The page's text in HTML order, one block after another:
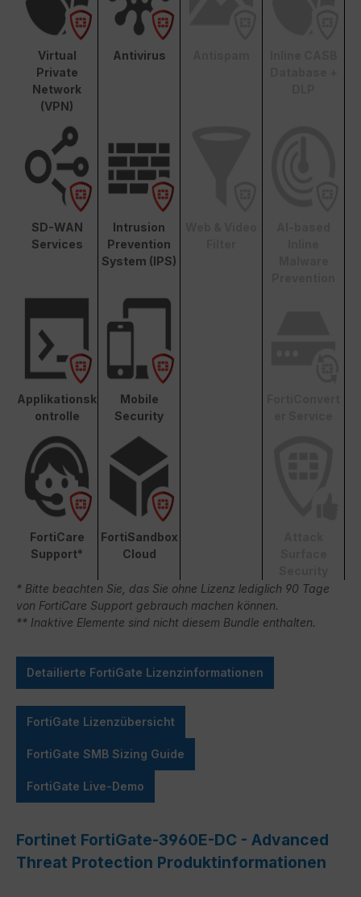
Virtual
Private
Network
(VPN)
Antivirus
SD-WAN
Services
Intrusion
Prevention
System (IPS)
Applikationsk
ontrolle
Mobile
Security
FortiCare
Support*
FortiSandbox
Cloud
* Bitte beachten Sie, das Sie ohne Lizenz lediglich 90 Tage
von FortiCare Support gebrauch machen können.
** Inaktive Elemente sind nicht diesem Bundle enthalten.
Detailierte FortiGate Lizenzinformationen
FortiGate Lizenzübersicht
FortiGate SMB Sizing Guide
FortiGate Live-Demo
Fortinet FortiGate-3960E-DC - Advanced
Threat Protection Produktinformationen